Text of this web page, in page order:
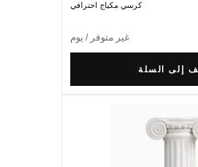
كرسي مكياج احترافي
غير متوفر / يوم
إلى السلة